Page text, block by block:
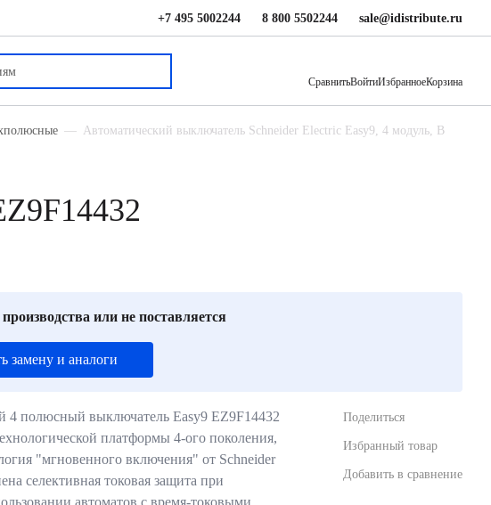
+7 495 5002244 8 800 5502244 sale@idistribute.ru
СравнитьВойтиИзбранноеКорзина
Автоматический выключатель Schneider Electric Easy9, 4 модуль, B
или не поставляется
замену и аналоги
4 полюсный выключатель Easy9 EZ9F14432
платформы 4-ого поколения,
"мгновенного включения" от Schneider
селективная токовая защита при
автоматов с время-токовыми…
Поделиться
Избранный товар
Добавить в сравнение